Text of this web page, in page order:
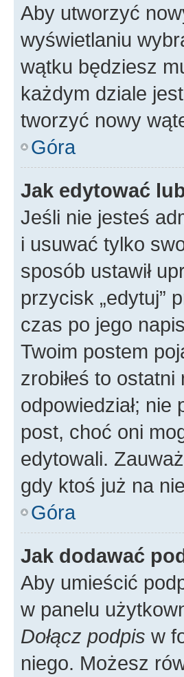
Aby utworzyć
wyświetlaniu
wątku będziesz
każdym dziale
tworzyć nowy
Góra
Jak edytować
Jeśli nie jesteś
i usuwać tylko
sposób ustawił
przycisk „edytuj”
czas po jego
Twoim postem
zrobiłeś to
odpowiedział; nie
post, choć oni
edytowali.
gdy ktoś już na
Góra
Jak dodawać
Aby umieścić
w panelu
Dołącz podpis w
niego. Możesz